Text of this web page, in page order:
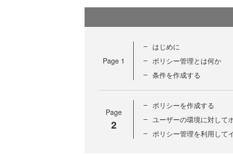
Page 1
はじめに
ポリシー管理とは何か
条件を作成する
Page
2
ポリシーを作成する
ユーザーの環境に対して
ポリシー管理を利用して